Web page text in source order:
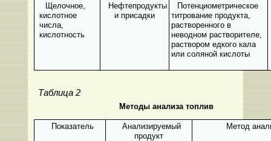
Щелочное,
кислотное
числа,
кислотность
Нефтепродукты
и присадки
Потенциометрическое
титрование продукта,
растворенного в
неводном растворителе,
раствором едкого кала
или соляной кислоты
Таблица 2
Методы анализа топлив
Показатель
Анализируемый
продукт
Метод